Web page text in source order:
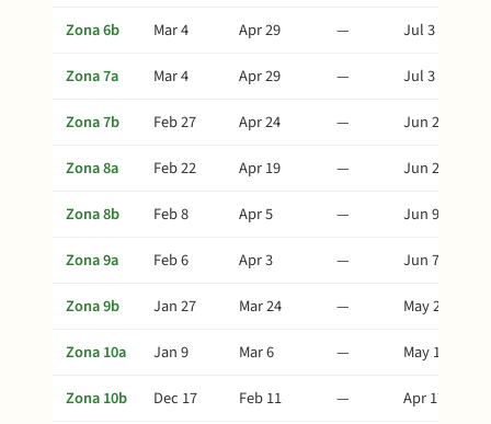
Zona 6b
Mar 4 Apr 29 —
Jul 3
Zona 7a
Mar 4 Apr 29 —
Jul 3
Zona 7b
Feb 27 Apr 24 —
Jun 28
Zona 8a
Feb 22 Apr 19 —
Jun 23
Zona 8b
Feb 8 Apr 5 —
Jun 9
Zona 9a
Feb 6 Apr 3 —
Jun 7
Zona 9b
Jan 27 Mar 24 —
May 28
Zona 10a
Jan 9 Mar 6 —
May 10
Zona 10b
Dec 17 Feb 11 —
Apr 17